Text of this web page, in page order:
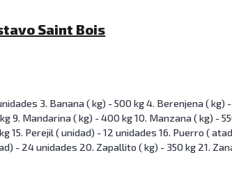
Saint Bois
3. Banana ( kg) - 500 kg 4. Berenjena ( kg) -
9. Mandarina ( kg) - 400 kg 10. Manzana ( kg) -
15. Perejil ( unidad) - 12 unidades 16. Puerro (
- 24 unidades 20. Zapallito ( kg) - 350 kg 21.